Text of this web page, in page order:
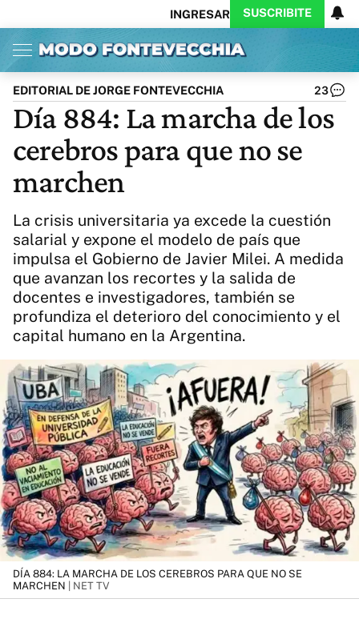
INGRESAR SUSCRIBITE
Inicio Ahora
Opinión
Política
Ciencia
Protagonistas
Cultura
Arte
Educación
Internacional
CARAS
Exitoina
Turismo
Videos
Business
Caras
Exitoina
Gaming
Vivo
Diario del Juicio
Actualidad
EDITORIAL DE JORGE FONTEVECCHIA 23
Día 884: La marcha de los
cerebros para que no se
marchen
La crisis universitaria ya excede la cuestión
salarial y expone el modelo de país que
impulsa el Gobierno de Javier Milei. A medida
que avanzan los recortes y la salida de
docentes e investigadores, también se
profundiza el deterioro del conocimiento y el
capital humano en la Argentina.
DÍA 884: LA MARCHA DE LOS CEREBROS PARA QUE NO SE
MARCHEN | NET TV